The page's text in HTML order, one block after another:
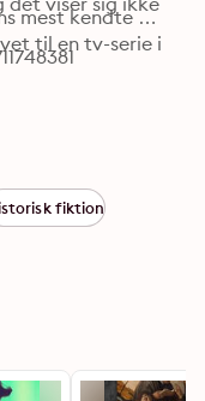
mest kendte
til en tv-serie i
fiktion